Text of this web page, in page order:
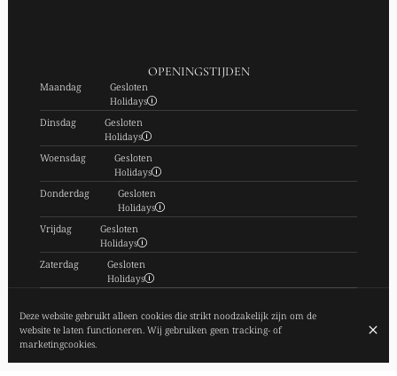
OPENINGSTIJDEN
Maandag Gesloten
Holidays
Dinsdag Gesloten
Holidays
Woensdag Gesloten
Holidays
Donderdag Gesloten
Holidays
Vrijdag Gesloten
Holidays
Zaterdag Gesloten
Holidays
Holidays
ABONNEER JE OP ONZE NIEUWSBRIEF
Deze website gebruikt alleen cookies die strikt noodzakelijk zijn om de
website te laten functioneren. Wij gebruiken geen tracking- of
marketingcookies.